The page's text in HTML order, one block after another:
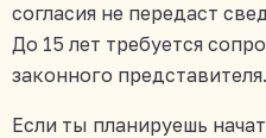
согласия не передаст
До 15 лет требуется
законного представителя.
Если ты планируешь